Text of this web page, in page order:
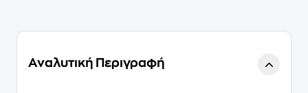
Αναλυτική Περιγραφή